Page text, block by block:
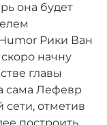
она будет
Рики Ван
начну
главы
сама Лефевр
сети, отметив